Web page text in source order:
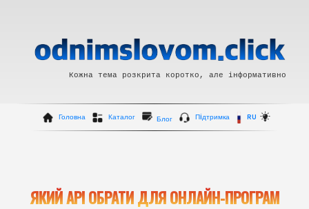
Кожна тема розкрита коротко, але інформативно
Головна Каталог Блог Пiдтримка RU
ЯКИЙ API ОБРАТИ ДЛЯ ОНЛАЙН-ПРОГРАМ